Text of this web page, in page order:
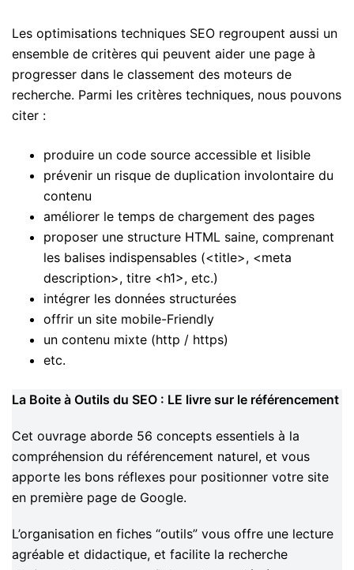
Les optimisations techniques SEO regroupent aussi un
ensemble de critères qui peuvent aider une page à
progresser dans le classement des moteurs de
recherche. Parmi les critères techniques, nous pouvons
citer :
produire un code source accessible et lisible
prévenir un risque de duplication involontaire du
contenu
améliorer le temps de chargement des pages
proposer une structure HTML saine, comprenant
les balises indispensables (<title>, <meta
description>, titre <h1>, etc.)
intégrer les données structurées
offrir un site mobile-Friendly
un contenu mixte (http / https)
etc.
La Boite à Outils du SEO : LE livre sur le référencement
Cet ouvrage aborde 56 concepts essentiels à la
compréhension du référencement naturel, et vous
apporte les bons réflexes pour positionner votre site
en première page de Google.
L’organisation en fiches “outils” vous offre une lecture
agréable et didactique, et facilite la recherche